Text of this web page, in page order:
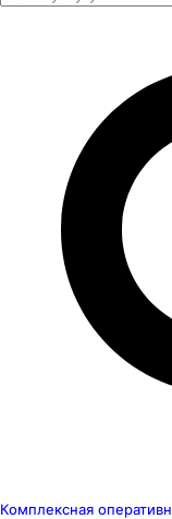
Комплексная